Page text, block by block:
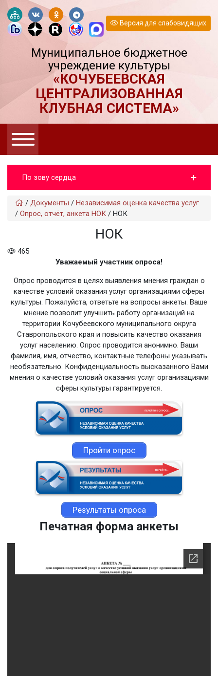
Версия для слабовидящих
Муниципальное бюджетное
учреждение культуры
«КОЧУБЕЕВСКАЯ
ЦЕНТРАЛИЗОВАННАЯ
КЛУБНАЯ СИСТЕМА»
По зову сердца
/ Документы / Независимая оценка качества услуг
/ Опрос, отчёт, анкета НОК / НОК
НОК
465
Уважаемый участник опроса!
Опрос проводится в целях выявления мнения граждан о
качестве условий оказания услуг организациями сферы
культуры. Пожалуйста, ответьте на вопросы анкеты. Ваше
мнение позволит улучшить работу организаций на
территории Кочубеевского муниципального округа
Ставропольского края и повысить качество оказания
услуг населению. Опрос проводится анонимно. Ваши
фамилия, имя, отчество, контактные телефоны указывать
необязательно. Конфиденциальность высказанного Вами
мнения о качестве условий оказания услуг организациями
сферы культуры гарантируется.
Пройти опрос
Результаты опроса
Печатная форма анкеты